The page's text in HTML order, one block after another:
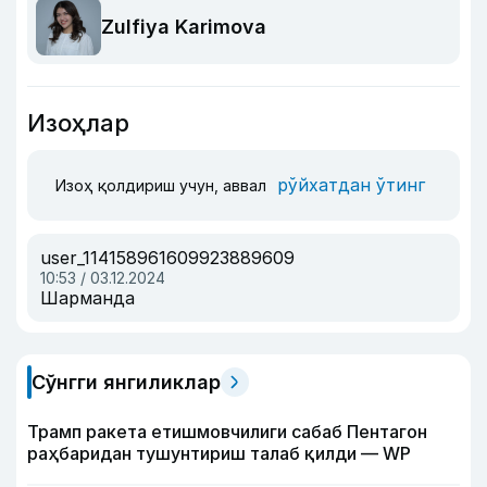
Zulfiya Karimova
Изоҳлар
Изоҳ қолдириш учун, аввал рўйхатдан ўтинг
user_114158961609923889609
10:53 / 03.12.2024
Шарманда
Сўнгги янгиликлар
Трамп ракета етишмовчилиги сабаб Пентагон
раҳбаридан тушунтириш талаб қилди — WP